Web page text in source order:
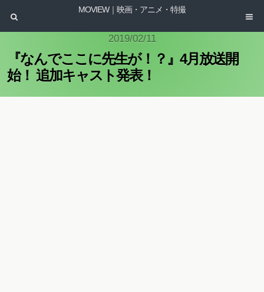
MOVIEW｜映画・アニメ・特撮
2019/02/11
『なんでここに先生が！？』4月放送開
始！ 追加キャスト発表！